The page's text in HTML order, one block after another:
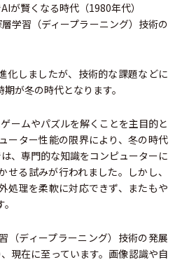
が賢くなる時代（1980年代）
学習（ディープラーニング）技術の
化しましたが、技術的な課題などに
が冬の時代となります。
ームやパズルを解くことを主目的と
ーター性能の限界により、冬の時代
、専門的な知識をコンピューターに
る試みが行われました。しかし、
処理を柔軟に対応できず、またもや
（ディープラーニング）技術の発展
現在に至っています。画像認識や自